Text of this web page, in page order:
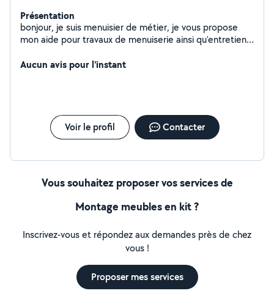
Présentation
bonjour, je suis menuisier de métier, je vous propose
mon aide pour travaux de menuiserie ainsi qu'entretien
Aucun avis pour l'instant
Voir le profil Contacter
Vous souhaitez proposer vos services de
Montage meubles en kit ?
Inscrivez-vous et répondez aux demandes près de chez
vous !
Proposer mes services